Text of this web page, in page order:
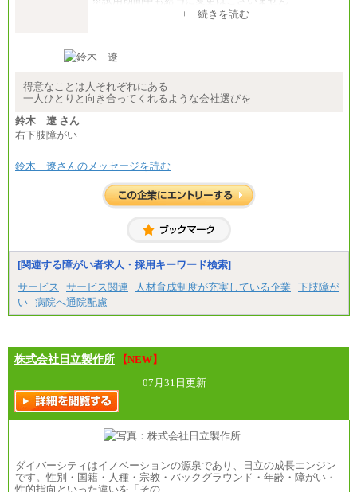
大学・大学院卒 初任給 月給242,000円
最終学歴に応じ、上記新卒給与（高卒の場合は、月
して算定した調整手当を加算した額
※試用期間中も給与に変更はございません
+ 続きを読む
得意なことは人それぞれにある
一人ひとりと向き合ってくれるような会社選びを
鈴木 遼 さん
右下肢障がい
鈴木 遼さんのメッセージを読む
[関連する障がい者求人・採用キーワード検索]
サービス
サービス関連 人材育成制度が充実している企業
下肢障が
い 病院へ通院配慮
株式会社日立製作所
【NEW】
07月31日更新
ダイバーシティはイノベーションの源泉であり、日立の成長エンジン
です。性別・国籍・人種・宗教・バックグラウンド・年齢・障がい・
性的指向といった違いを「その…